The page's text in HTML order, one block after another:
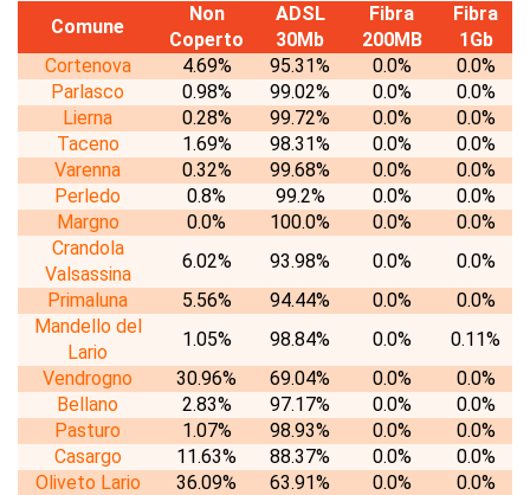
Comune
Non
Coperto
ADSL
30Mb
Fibra
200MB
Fibra
1Gb
Cortenova
4.69% 95.31% 0.0%
0.0%
Parlasco
0.98% 99.02% 0.0%
0.0%
Lierna
0.28% 99.72% 0.0%
0.0%
Taceno
1.69% 98.31% 0.0%
0.0%
Varenna
0.32% 99.68% 0.0%
0.0%
Perledo
0.8% 99.2% 0.0%
0.0%
Margno
0.0% 100.0% 0.0%
0.0%
Crandola
Valsassina
6.02% 93.98% 0.0%
0.0%
Primaluna
5.56% 94.44% 0.0%
0.0%
Mandello del
Lario
1.05% 98.84% 0.0%
0.11%
Vendrogno
30.96% 69.04% 0.0%
0.0%
Bellano
2.83% 97.17% 0.0%
0.0%
Pasturo
1.07% 98.93% 0.0%
0.0%
Casargo
11.63% 88.37% 0.0%
0.0%
Oliveto Lario
36.09% 63.91% 0.0%
0.0%